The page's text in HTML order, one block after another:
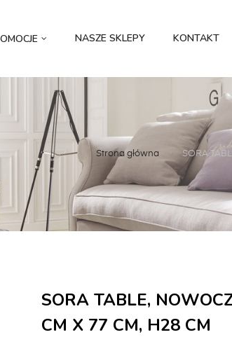
NASZE SKLEPY KONTAKT
Strona główna SORA
SORA TABLE,
CM X 77 CM, H28 CM